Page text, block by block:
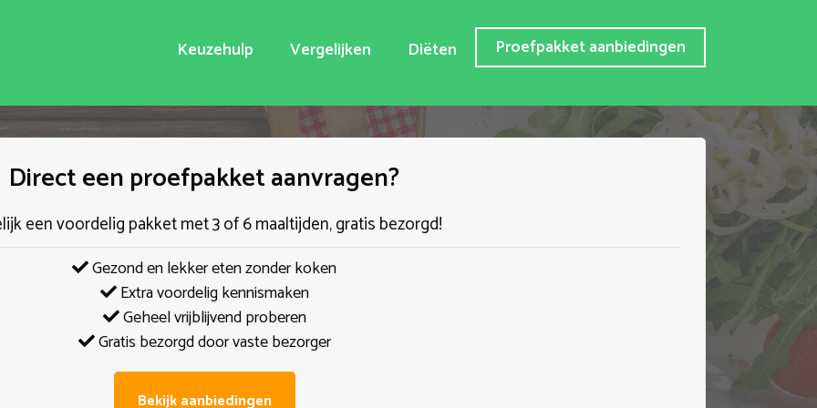
Keuzehulp Vergelijken Diëten Proefpakket aanbiedingen
Direct een proefpakket aanvragen?
een voordelig pakket met 3 of 6 maaltijden, gratis bezorgd!
Gezond en lekker eten zonder koken
Extra voordelig kennismaken
Geheel vrijblijvend proberen
Gratis bezorgd door vaste bezorger
Bekijk aanbiedingen